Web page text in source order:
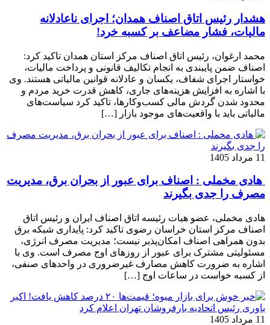
هشدار رئیس اتاق اصناف همدان؛ اجرای ناعادلانه
مالیات، فشار مضاعف بر کسبه خرد!
محمد ارغوان، رئیس اتاق اصناف مرکز استان همدان تاکید کرد:
اصناف ضمن پایبندی به انجام تکالیف قانونی و پرداخت مالیات،
خواستار اجرای شفاف، یکسان و عادلانه قوانین مالیاتی هستند. وی
با اشاره به افزایش هزینه‌های جاری، کاهش قدرت خرید مردم و
محدود شدن گردش مالی کسب‌وکارها، تاکید کرد سیاست‌های
مالیاتی باید با واقعیت‌های موجود بازار […]
11 مرداد 1405
هادی مخملی : اصناف برای عبور از بحران برق، مدیریت
مصرف را جدی بگیرند
هادی مخملی، عضو هیات رئیسه اتاق اصناف ایران و رئیس اتاق
اصناف مرکز استان خراسان رضوی تاکید کرد: پایداری شبکه برق
بدون همراهی اصناف امکان‌پذیر نیست؛ مدیریت مصرف انرژی،
مسئولیتی مشترک برای عبور از روزهای اوج مصرف است. وی با
اشاره به ضرورت کاهش مصارف غیرضروری در واحدهای صنفی،
از کسبه خواست در ساعات اوج […]
11 مرداد 1405